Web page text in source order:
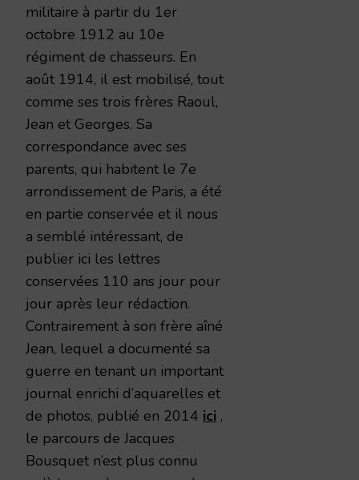
militaire à partir du 1er
octobre 1912 au 10e
régiment de chasseurs. En
août 1914, il est mobilisé, tout
comme ses trois frères Raoul,
Jean et Georges. Sa
correspondance avec ses
parents, qui habitent le 7e
arrondissement de Paris, a été
en partie conservée et il nous
a semblé intéressant, de
publier ici les lettres
conservées 110 ans jour pour
jour après leur rédaction.
Contrairement à son frère aîné
Jean, lequel a documenté sa
guerre en tenant un important
journal enrichi d’aquarelles et
de photos, publié en 2014 ici ,
le parcours de Jacques
Bousquet n’est plus connu